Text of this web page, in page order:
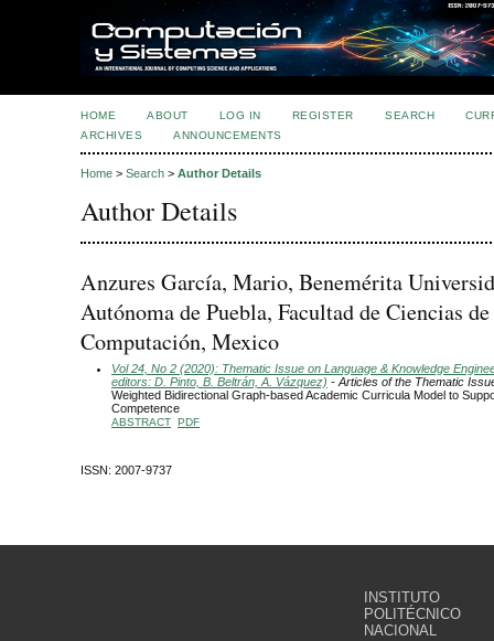
HOME ABOUT LOG IN REGISTER SEARCH
ARCHIVES
ANNOUNCEMENTS
Home > Search > Author Details
Author Details
Anzures García, Mario, Benemérita
Autónoma de Puebla, Facultad de Ciencias
Computación, Mexico
Vol 24, No 2 (2020): Thematic Issue on Language & Knowledge
editors: D. Pinto, B. Beltrán, A. Vázquez) - Articles of the Thematic
Weighted Bidirectional Graph-based Academic Curricula Model to
Competence
ABSTRACT PDF
ISSN: 2007-9737
INSTITUTO
POLITÉCNICO
NACIONAL